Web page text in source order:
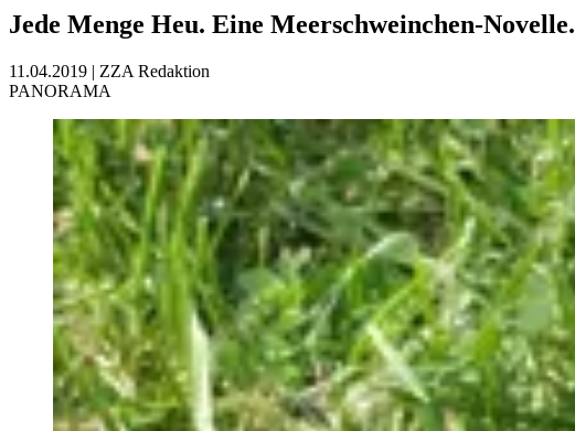
Jede Menge Heu. Eine Meerschweinchen-Novelle.
11.04.2019 | ZZA Redaktion
PANORAMA